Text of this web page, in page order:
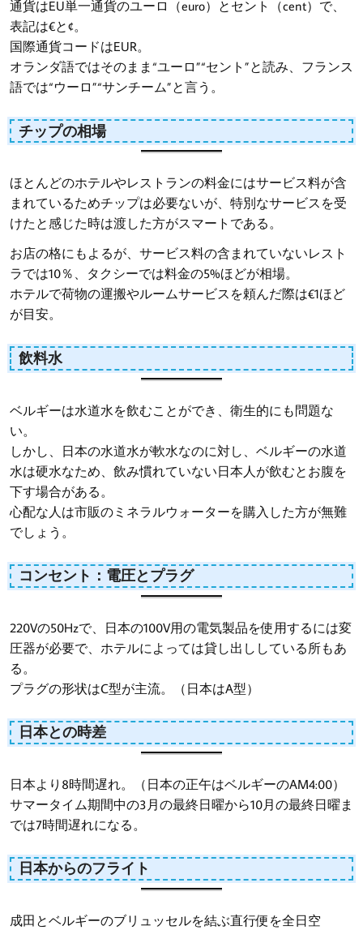
通貨はEU単一通貨のユーロ（euro）とセント（cent）で、
表記は€と¢。
国際通貨コードはEUR。
オランダ語ではそのまま“ユーロ”“セント”と読み、フランス
語では“ウーロ”“サンチーム”と言う。
チップの相場
ほとんどのホテルやレストランの料金にはサービス料が含
まれているためチップは必要ないが、特別なサービスを受
けたと感じた時は渡した方がスマートである。
お店の格にもよるが、サービス料の含まれていないレスト
ラでは10％、タクシーでは料金の5%ほどが相場。
ホテルで荷物の運搬やルームサービスを頼んだ際は€1ほど
が目安。
飲料水
ベルギーは水道水を飲むことができ、衛生的にも問題な
い。
しかし、日本の水道水が軟水なのに対し、ベルギーの水道
水は硬水なため、飲み慣れていない日本人が飲むとお腹を
下す場合がある。
心配な人は市販のミネラルウォーターを購入した方が無難
でしょう。
コンセント：電圧とプラグ
220Vの50Hzで、日本の100V用の電気製品を使用するには変
圧器が必要で、ホテルによっては貸し出ししている所もあ
る。
プラグの形状はC型が主流。（日本はA型）
日本との時差
日本より8時間遅れ。（日本の正午はベルギーのAM4:00）
サマータイム期間中の3月の最終日曜から10月の最終日曜ま
では7時間遅れになる。
日本からのフライト
成田とベルギーのブリュッセルを結ぶ直行便を全日空